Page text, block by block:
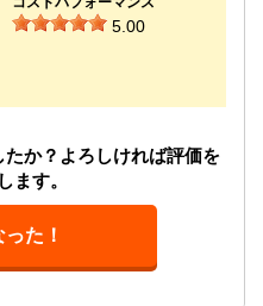
5.00
か？よろしければ評価を
ます。
た！